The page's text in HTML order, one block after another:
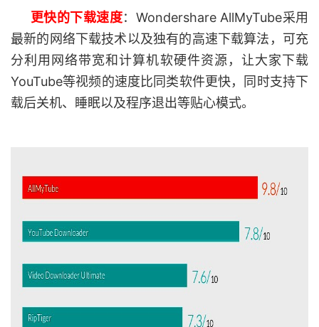
更快的下载速度：Wondershare AllMyTube采用
最新的网络下载技术以及独有的高速下载算法，可充
分利用网络带宽和计算机软硬件资源，让大家下载
YouTube等视频的速度比同类软件更快，同时支持下
载后关机、睡眠以及程序退出等贴心模式。